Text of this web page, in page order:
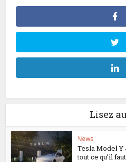
Lisez
News
Tesla Model Y
tout ce qu’il